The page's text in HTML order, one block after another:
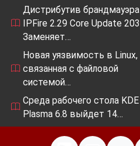
Дистрибутив брандмауэра
IPFire 2.29 Core Update 203
Заменяет…
Новая уязвимость в Linux,
связанная с файловой
системой…
Среда рабочего стола KDE
Plasma 6.8 выйдет 14…